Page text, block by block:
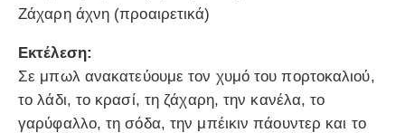
Ζάχαρη άχνη (προαιρετικά)
Εκτέλεση:
Σε μπωλ ανακατεύουμε τον χυμό του πορτοκαλιού,
το λάδι, το κρασί, τη ζάχαρη, την κανέλα, το
γαρύφαλλο, τη σόδα, την μπέικιν πάουντερ και το